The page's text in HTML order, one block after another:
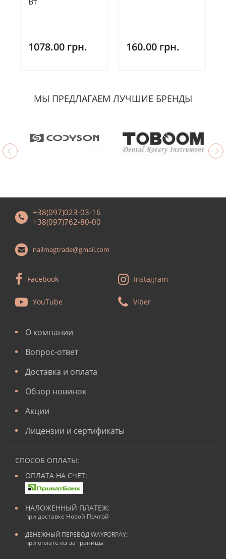
1078.00 грн. 160.00 грн.
МЫ ПРЕДЛАГАЕМ ЛУЧШИЕ БРЕНДЫ
+38(097)023-03-16
+38(097)762-80-00
nailmagtrade@gmail.com
Facebook Instagram
YouTube Viber
О компании
Вопрос-ответ
Доставка и оплата
Обзор новинок
Акции
Лицензии и сертификаты
СПОСОБ ОПЛАТЫ:
ОПЛАТА НА СЧЕТ:
НАЛОЖЕННЫЙ ПЛАТЕЖ:
при доставке Новой Почтой
ДЕНЕЖНЫЙ ПЕРЕВОД WAYFORPAY:
при оплате из-за границы